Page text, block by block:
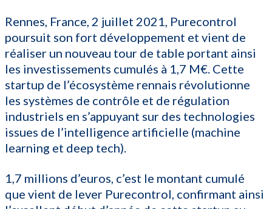
Rennes, France, 2 juillet 2021, Purecontrol
poursuit son fort développement et vient de
réaliser un nouveau tour de table portant ainsi
les investissements cumulés à 1,7 M€. Cette
startup de l’écosystème rennais révolutionne
les systèmes de contrôle et de régulation
industriels en s’appuyant sur des technologies
issues de l’intelligence artificielle (machine
learning et deep tech).
1,7 millions d’euros, c’est le montant cumulé
que vient de lever Purecontrol, confirmant ainsi